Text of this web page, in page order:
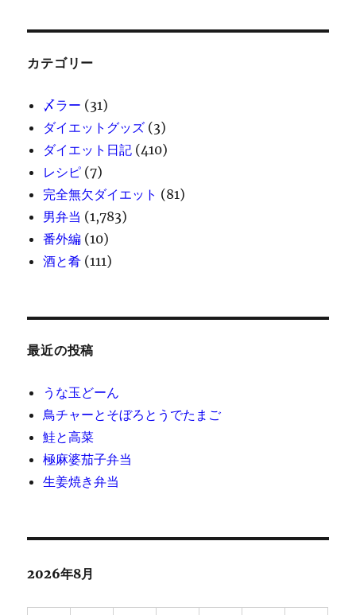
カテゴリー
〆ラー (31)
ダイエットグッズ (3)
ダイエット日記 (410)
レシピ (7)
完全無欠ダイエット (81)
男弁当 (1,783)
番外編 (10)
酒と肴 (111)
最近の投稿
うな玉どーん
鳥チャーとそぼろとうでたまご
鮭と高菜
極麻婆茄子弁当
生姜焼き弁当
2026年8月